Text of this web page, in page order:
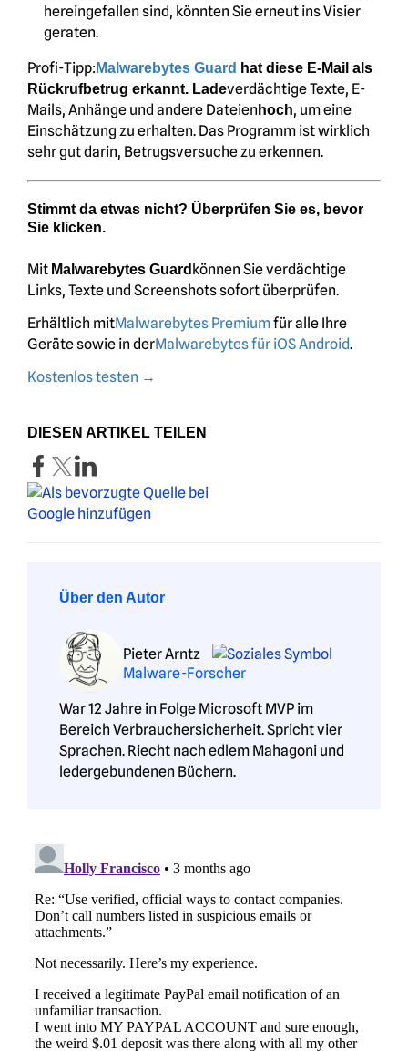
hereingefallen sind, könnten Sie erneut ins Visier
geraten.
Profi-Tipp:Malwarebytes Guard hat diese E-Mail als
Rückrufbetrug erkannt. Ladeverdächtige Texte, E-
Mails, Anhänge und andere Dateien hoch, um eine
Einschätzung zu erhalten. Das Programm ist wirklich
sehr gut darin, Betrugsversuche zu erkennen.
Stimmt da etwas nicht? Überprüfen Sie es, bevor
Sie klicken.
Mit Malwarebytes Guard können Sie verdächtige
Links, Texte und Screenshots sofort überprüfen.
Erhältlich mitMalwarebytes Premiumfür alle Ihre
Geräte sowie in derMalwarebytes für iOS Android.
Kostenlos testen →
DIESEN ARTIKEL TEILEN
Über den Autor
Pieter Arntz
Malware-Forscher
War 12 Jahre in Folge Microsoft MVP im
Bereich Verbrauchersicherheit. Spricht vier
Sprachen. Riecht nach edlem Mahagoni und
ledergebundenen Büchern.